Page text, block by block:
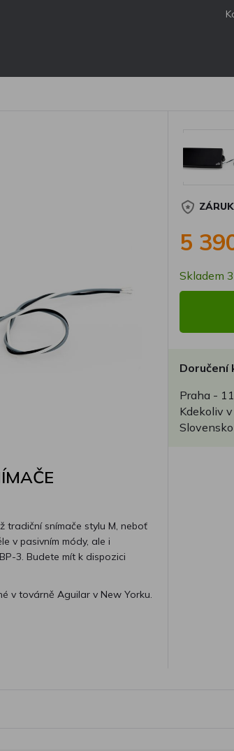
tradiční snímače stylu M, neboť
v pasivním módy, ale i
3. Budete mít k dispozici
v továrně Aguilar v New Yorku.
5
Skladem
Doručení
Praha -
Kdekoliv